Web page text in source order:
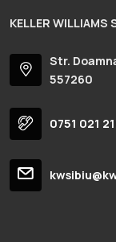
KELLER WILLIAMS
Str.
557260
0751 021